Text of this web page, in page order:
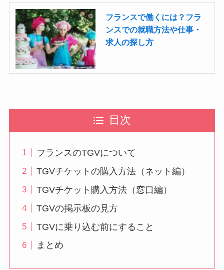
フランスで働くには？フラ
ンスでの就職方法や仕事・
求人の探し方
目次
フランスのTGVについて
TGVチケットの購入方法（ネット編）
TGVチケット購入方法（窓口編）
TGVの掲示板の見方
TGVに乗り込む前にすること
まとめ